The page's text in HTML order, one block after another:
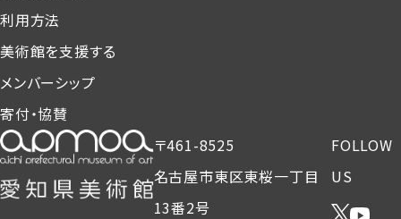
利用方法
美術館を支援する
メンバーシップ
寄付・協賛
〒461-8525
名古屋市東区東桜一丁目
13番2号
FOLLOW
US